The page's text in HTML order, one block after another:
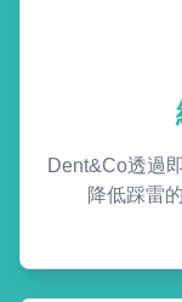
Dent&Co透過
降低踩雷